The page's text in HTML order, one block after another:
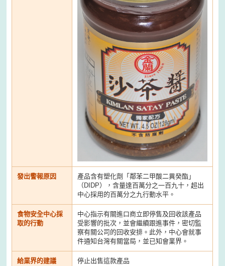
發出警報原因
產品含有塑化劑「鄰苯二甲酸二異癸酯」
（DIDP），含量達百萬分之一百九十，超出
中心採用的百萬分之九行動水平。
食物安全中心採
取的行動
中心指示有關進口商立即停售及回收該產品
受影響的批次，並會繼續跟進事件，密切監
察有關公司的回收安排。此外，中心會就事
件通知台灣有關當局，並已知會業界。
給業界的建議 停止出售這款產品